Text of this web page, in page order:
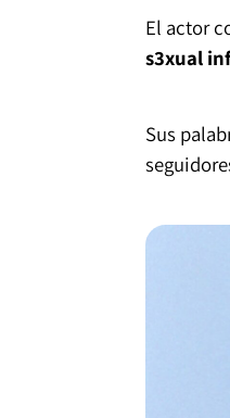
El actor
s3xual
Sus